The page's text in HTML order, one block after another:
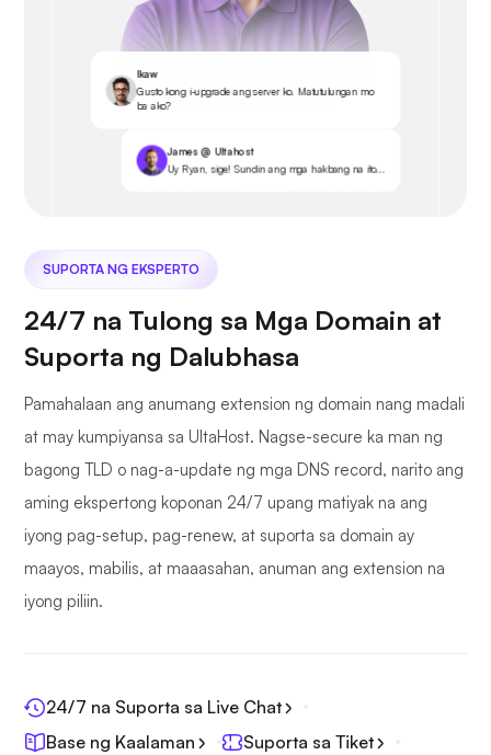
Ikaw
Gusto kong i-upgrade ang server ko. Matutulungan mo
ba ako?
James @ Ultahost
Uy Ryan, sige! Sundin ang mga hakbang na ito...
SUPORTA NG EKSPERTO
24/7 na Tulong sa Mga Domain at
Suporta ng Dalubhasa
Pamahalaan ang anumang extension ng domain nang madali
at may kumpiyansa sa UltaHost. Nagse-secure ka man ng
bagong TLD o nag-a-update ng mga DNS record, narito ang
aming ekspertong koponan 24/7 upang matiyak na ang
iyong pag-setup, pag-renew, at suporta sa domain ay
maayos, mabilis, at maaasahan, anuman ang extension na
iyong piliin.
24/7 na Suporta sa Live Chat
Base ng Kaalaman
Suporta sa Tiket